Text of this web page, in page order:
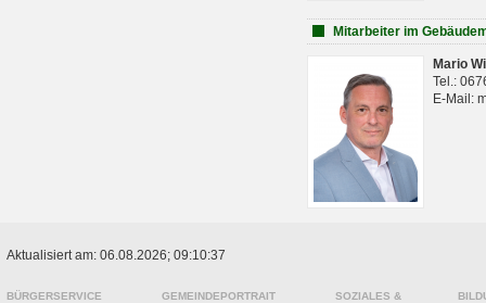
Mitarbeiter im
Mario
Tel.:
E-Mail:
Aktualisiert am: 06.08.2026; 09:10:37
BÜRGERSERVICE
GEMEINDEPORTRAIT
SOZIALES &